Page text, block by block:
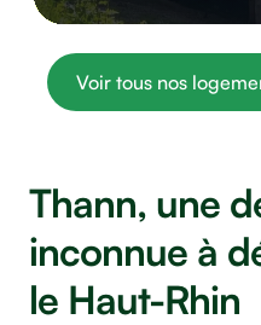
Voir tous nos
Thann, une
inconnue à
le Haut-Rhin